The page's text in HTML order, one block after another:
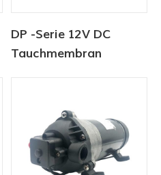
DP -Serie 12V DC
Tauchmembran